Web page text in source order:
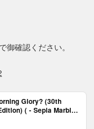
確認ください。
Glory? (30th
( - Sepia Marble